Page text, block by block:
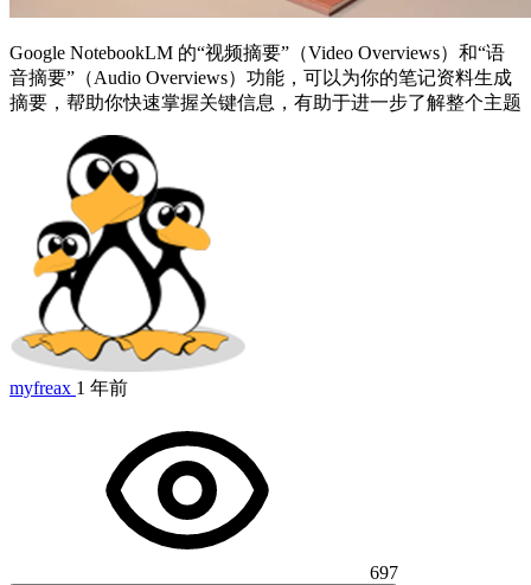
Google NotebookLM 的“视频摘要”（Video Overviews）和“语
音摘要”（Audio Overviews）功能，可以为你的笔记资料生成
摘要，帮助你快速掌握关键信息，有助于进一步了解整个主题
myfreax 1 年前
697